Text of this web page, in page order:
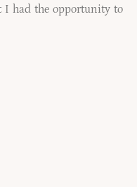
I had the opportunity to